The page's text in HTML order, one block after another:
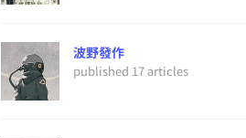
波野發作
published 17 articles